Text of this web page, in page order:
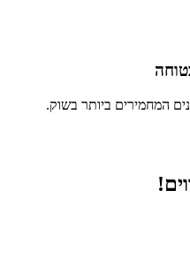
המחמירים ביותר בשוק.